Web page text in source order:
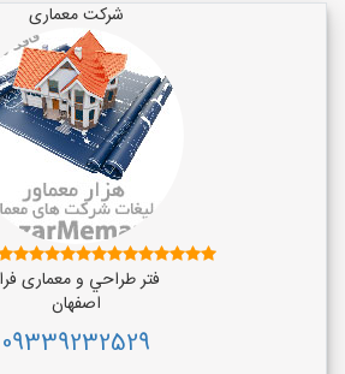
شرکت معماری
فتر طراحي و معماری
اصفهان
09339232529